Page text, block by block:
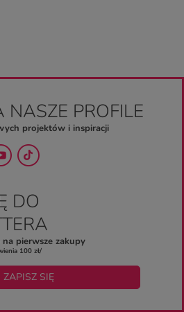
NASZE PROFILE
projektów i inspiracji
DO
pierwsze zakupy
100 zł/
ZAPISZ SIĘ